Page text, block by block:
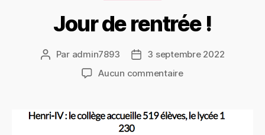
Jour de rentrée !
Par admin7893
3 septembre 2022
Aucun commentaire